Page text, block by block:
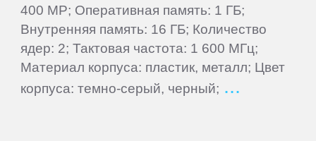
400 MP; Оперативная память: 1 ГБ;
Внутренняя память: 16 ГБ; Количество
ядер: 2; Тактовая частота: 1 600 МГц;
Материал корпуса: пластик, металл; Цвет
корпуса: темно-серый, черный;
Mystery
Nautilus
Nextbook